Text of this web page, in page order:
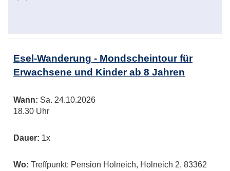
Esel-Wanderung - Mondscheintour für
Erwachsene und Kinder ab 8 Jahren
Wann: Sa. 24.10.2026
18.30 Uhr
Dauer: 1x
Wo: Treffpunkt: Pension Holneich, Holneich 2, 83362